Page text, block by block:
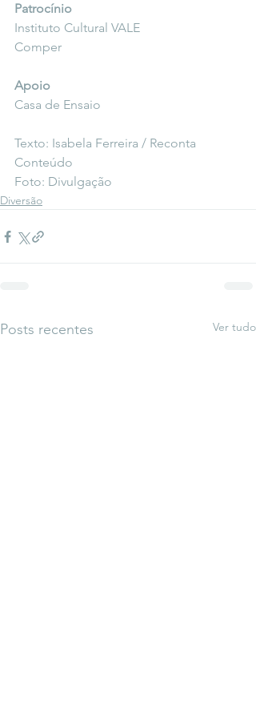
Patrocínio
Instituto Cultural VALE
Comper
Apoio
Casa de Ensaio
Texto: Isabela Ferreira / Reconta
Conteúdo
Foto: Divulgação
Diversão
Posts recentes Ver tudo